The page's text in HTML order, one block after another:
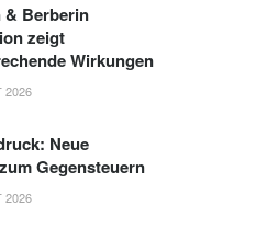
Berberin
zeigt
Wirkungen
2026
Neue
Gegensteuern
2026